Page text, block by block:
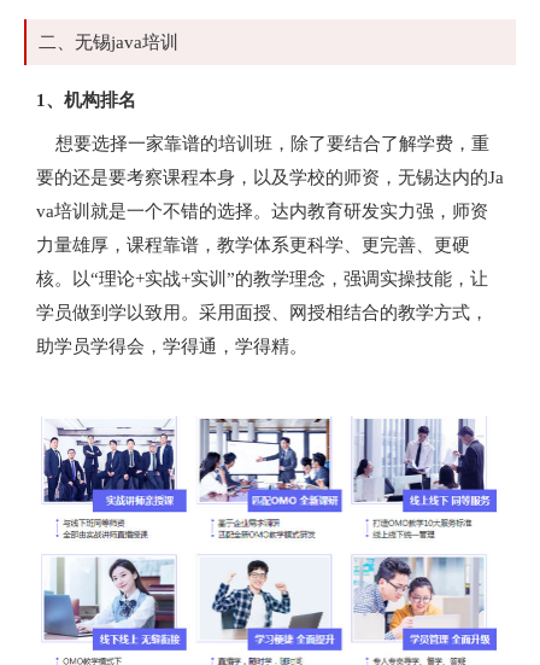
二、无锡java培训
1、机构排名
想要选择一家靠谱的培训班，除了要结合了解学费，重
要的还是要考察课程本身，以及学校的师资，无锡达内的Ja
va培训就是一个不错的选择。达内教育研发实力强，师资
力量雄厚，课程靠谱，教学体系更科学、更完善、更硬
核。以“理论+实战+实训”的教学理念，强调实操技能，让
学员做到学以致用。采用面授、网授相结合的教学方式，
助学员学得会，学得通，学得精。